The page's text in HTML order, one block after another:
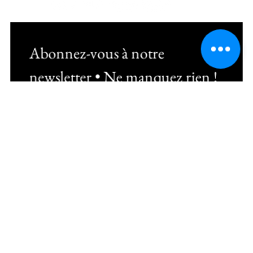
Abonnez-vous à notre
newsletter • Ne manquez rien !